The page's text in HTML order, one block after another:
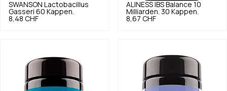
SWANSON
Lactobacillus
Gasseri 60 Kappen.
8,48 CHF
ALINESS IBS Balance 10
Milliarden. 30 Kappen.
8,67 CHF